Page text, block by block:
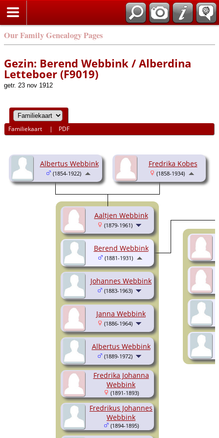
Our Family Genealogy Pages
Gezin: Berend Webbink / Alberdina
Letteboer (F9019)
getr. 23 nov 1912
Familiekaart | PDF
Albertus Webbink
(1854-1922)
Fredrika Kobes
(1858-1934)
Aaltjen Webbink
(1879-1961)
Johannes Webbink
(1883-1963)
Janna Webbink
(1886-1964)
Albertus Webbink
(1889-1972)
Fredrika Johanna
Webbink
(1891-1893)
Fredrikus Johannes
Webbink
(1894-1895)
Berend Webbink
(1881-1931)